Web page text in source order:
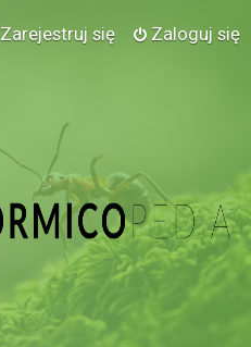
Zaloguj się
Zarejestruj się